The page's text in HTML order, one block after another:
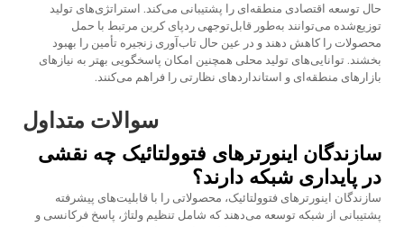
حال توسعه اقتصادی منطقه‌ای را پشتیبانی می‌کند. استراتژی‌های تولید
توزیع‌شده می‌توانند به‌طور قابل‌توجهی ردپای کربن مرتبط با حمل
محصولات را کاهش دهند و در عین حال تاب‌آوری زنجیره تأمین را بهبود
بخشند. توانایی‌های تولید محلی همچنین امکان پاسخگویی بهتر به نیازهای
بازارهای منطقه‌ای و استانداردهای نظارتی را فراهم می‌کنند.
سوالات متداول
سازندگان اینورترهای فتوولتائیک چه نقشی
در پایداری شبکه دارند؟
سازندگان اینورترهای فتوولتائیک، محصولاتی را با قابلیت‌های پیشرفته
پشتیبانی از شبکه توسعه می‌دهند که شامل تنظیم ولتاژ، پاسخ فرکانسی و